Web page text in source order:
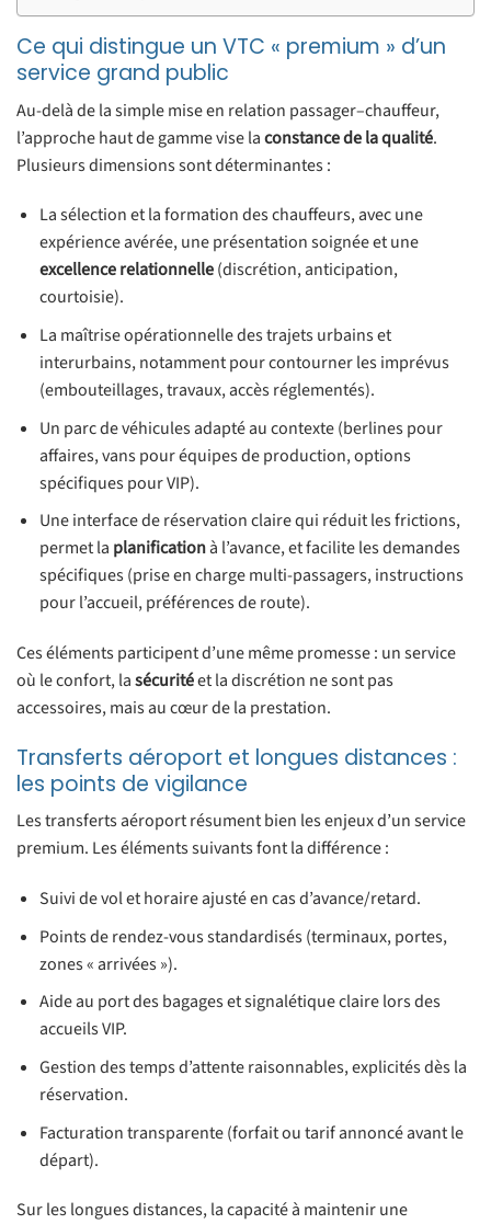
Ce qui distingue un VTC « premium » d’un
service grand public
Au-delà de la simple mise en relation passager–chauffeur,
l’approche haut de gamme vise laconstance de la qualité.
Plusieurs dimensions sont déterminantes :
La sélection et la formation des chauffeurs, avec une
expérience avérée, une présentation soignée et une
excellence relationnelle(discrétion, anticipation,
courtoisie).
La maîtrise opérationnelle des trajets urbains et
interurbains, notamment pour contourner les imprévus
(embouteillages, travaux, accès réglementés).
Un parc de véhicules adapté au contexte (berlines pour
affaires, vans pour équipes de production, options
spécifiques pour VIP).
Une interface de réservation claire qui réduit les frictions,
permet la planificationà l’avance, et facilite les demandes
spécifiques (prise en charge multi-passagers, instructions
pour l’accueil, préférences de route).
Ces éléments participent d’une même promesse : un service
où le confort, lasécuritéet la discrétion ne sont pas
accessoires, mais au cœur de la prestation.
Transferts aéroport et longues distances :
les points de vigilance
Les transferts aéroport résument bien les enjeux d’un service
premium. Les éléments suivants font la différence :
Suivi de vol et horaire ajusté en cas d’avance/retard.
Points de rendez-vous standardisés (terminaux, portes,
zones « arrivées »).
Aide au port des bagages et signalétique claire lors des
accueils VIP.
Gestion des temps d’attente raisonnables, explicités dès la
réservation.
Facturation transparente (forfait ou tarif annoncé avant le
départ).
Sur les longues distances, la capacité à maintenir une